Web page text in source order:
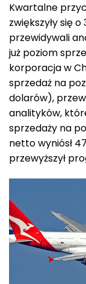
Kwartalne
zwiększyły się
przewidywali
już poziom
korporacja w
sprzedaż na
dolarów),
analityków,
sprzedaży na
netto wyniósł
przewyższył